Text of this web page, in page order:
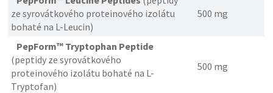
ze syrovátkového proteinového izolátu
bohaté na L-Leucin)
500 mg
PepForm™ Tryptophan Peptide
(peptidy ze syrovátkového
proteinového izolátu bohaté na L-
Tryptofan)
500 mg